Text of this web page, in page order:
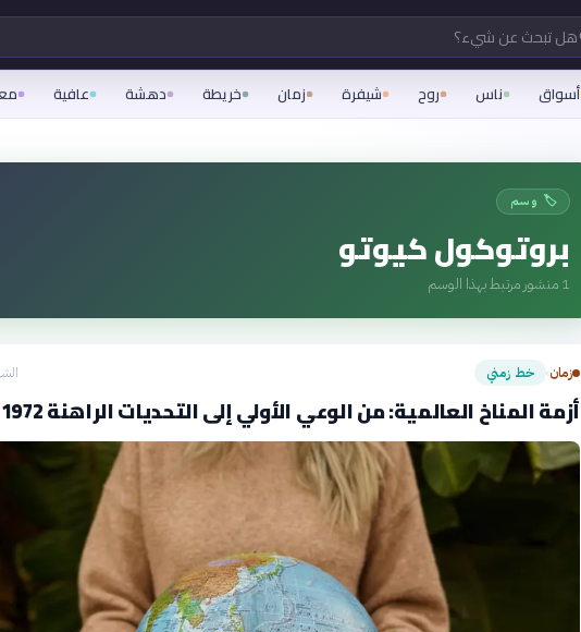
هل تبحث عن شيء؟
أسواق ناس روح شيفرة زمان خريطة دهشة عافية
🏷️ وسم
بروتوكول كيوتو
1 منشور مرتبط بهذا الوسم
زمان› خط زمني
أزمة المناخ العالمية: من الوعي الأولي إلى التحديات الراهنة 1972-2026